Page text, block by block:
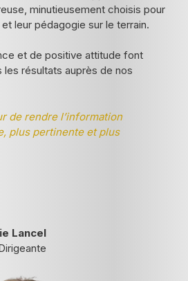
minutieusement choisis pour
leur pédagogie sur le terrain.
et de positive attitude font
résultats auprès de nos
de rendre l’information
plus pertinente et plus
Lancel